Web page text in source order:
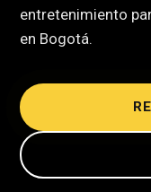
entretenimiento
en Bogotá.